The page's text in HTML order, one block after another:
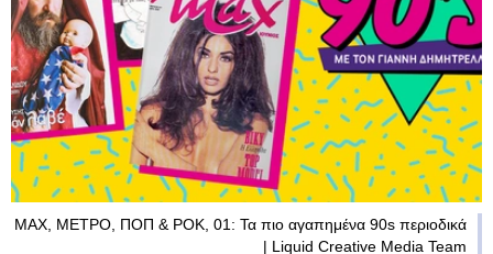
MAX, ΜΕΤΡΟ, ΠΟΠ & ΡΟΚ, 01: Τα πιο αγαπημένα 90s περιοδικά
| Liquid Creative Media Team